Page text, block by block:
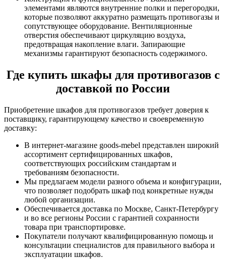
элементами являются внутренние полки и перегородки,
которые позволяют аккуратно размещать противогазы и
сопутствующее оборудование. Вентиляционные
отверстия обеспечивают циркуляцию воздуха,
предотвращая накопление влаги. Запирающие
механизмы гарантируют безопасность содержимого.
Где купить шкафы для противогазов с
доставкой по России
Приобретение шкафов для противогазов требует доверия к
поставщику, гарантирующему качество и своевременную
доставку:
В интернет-магазине goods-mebel представлен широкий
ассортимент сертифицированных шкафов,
соответствующих российским стандартам и
требованиям безопасности.
Мы предлагаем модели разного объема и конфигурации,
что позволяет подобрать шкаф под конкретные нужды
любой организации.
Обеспечивается доставка по Москве, Санкт-Петербургу
и во все регионы России с гарантией сохранности
товара при транспортировке.
Покупатели получают квалифицированную помощь и
консультации специалистов для правильного выбора и
эксплуатации шкафов.